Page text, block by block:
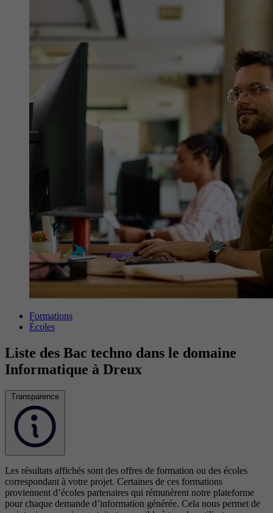
Formations
Écoles
Liste des Bac techno dans le domaine
Informatique à Dreux
Transparence
Les résultats affichés sont des offres de formation ou des écoles
correspondant à votre projet. Certaines de ces formations
proviennent d’écoles partenaires qui rémunèrent notre plateforme
pour chaque demande d’information générée. Cela nous permet de